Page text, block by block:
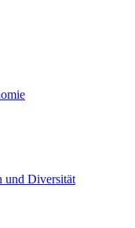
und Diversität